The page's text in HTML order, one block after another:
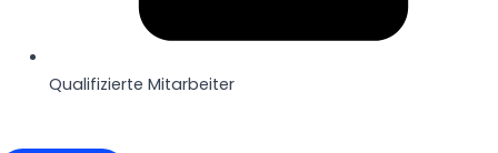
Qualifizierte Mitarbeiter